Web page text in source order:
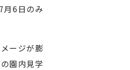
月6日のみ
ージが膨
園内見学